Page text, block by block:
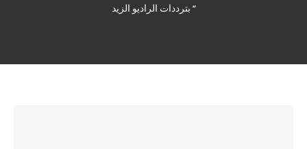
بترددات الراديو الزيد “